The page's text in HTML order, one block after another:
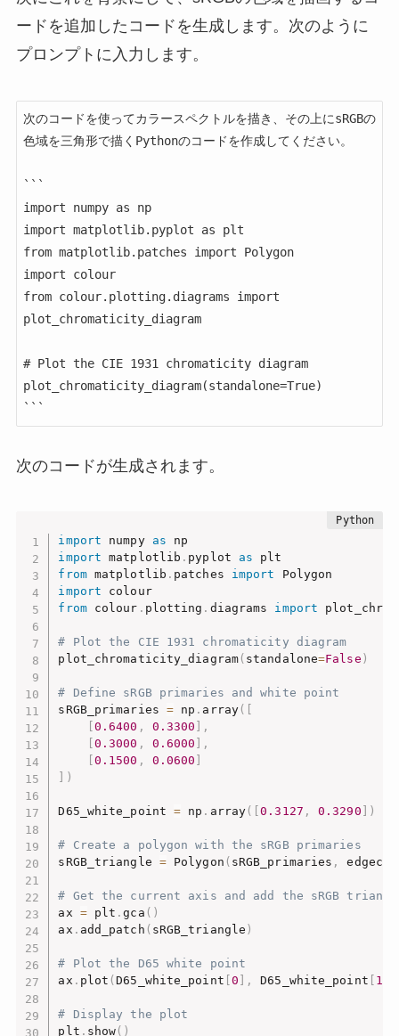
ードを追加したコードを生成します。次のように
プロンプトに入力します。
次のコードを使ってカラースペクトルを描き、その上にsRGBの
色域を三角形で描くPythonのコードを作成してください。
```
import numpy as np
import matplotlib.pyplot as plt
from matplotlib.patches import Polygon
import colour
from colour.plotting.diagrams import
plot_chromaticity_diagram
# Plot the CIE 1931 chromaticity diagram
plot_chromaticity_diagram(standalone=True)
```
次のコードが生成されます。
import numpy as
import matplotlib . pyplot as
from matplotlib . patches import
import
colour
from colour . plotting . diagrams import
# Plot the CIE 1931 chromaticity diagram
plot_chromaticity_diagram( standalone=False )
# Define sRGB primaries and white point
sRGB_primaries = np . array(
0.6400 , 0.3300
,
0.3000 , 0.6000
,
0.1500 , 0.0600
)
D65_white_point = np . array( [0.3127 , 0.3290 )
# Create a polygon with the sRGB primaries
sRGB_triangle = Polygon ( sRGB_primaries ,
# Get the current axis and add the sRGB
ax = plt .gca ( )
ax . add_patch ( sRGB_triangle )
# Plot the D65 white point
ax . plot (D65_white_point 0 , D65_white_point 1
# Display the plot
plt . show( )